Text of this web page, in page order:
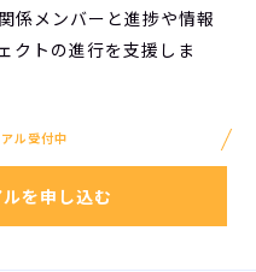
係メンバーと進捗や情報
クトの進行を支援しま
ル受付中
を申し込む